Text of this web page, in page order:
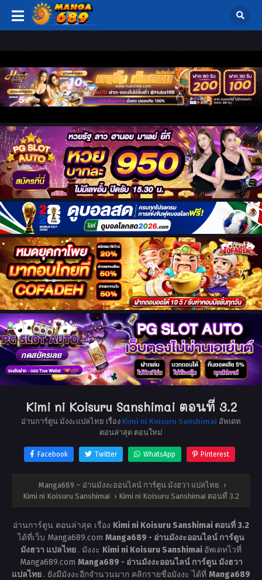
Kimi ni Koisuru Sanshimai ตอนที่ 3.2
อ่านการ์ตูน มังงะแปลไทย เรื่อง Kimi ni Koisuru Sanshimai อัพเดท
ตอนล่าสุด ตอนใหม่
Facebook Twitter WhatsApp Pinterest
Manga689 – อ่านมังงะออนไลน์ การ์ตูน มังฮวา แปลไทย ›
Kimi ni Koisuru Sanshimai › Kimi ni Koisuru Sanshimai ตอนที่ 3.2
อ่านการ์ตูน ตอนล่าสุด เรื่อง Kimi ni Koisuru Sanshimai ตอนที่ 3.2
ได้ที่เว็บ Manga689.com Manga689 - อ่านมังงะออนไลน์ การ์ตูน
มังฮวา แปลไทย . มังงะ Kimi ni Koisuru Sanshimai อัพเดทไวที่
Manga689.com Manga689 - อ่านมังงะออนไลน์ การ์ตูน มังฮวา
แปลไทย . ยังมีมังงะอีกจำนวนมาก คลิกรายชื่อมังงะ ได้ที่ Manga689